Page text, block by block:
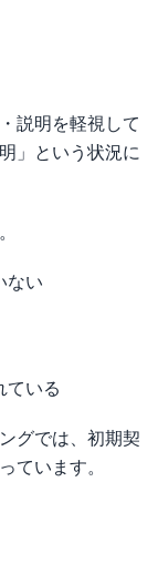
説明を軽視して
」という状況に
ない
ている
グでは、初期契
ています。